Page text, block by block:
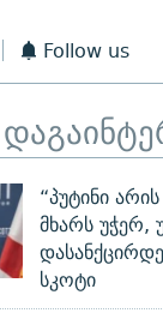
Follow us
“პუტინი
მხარს უჭერ,
სკოტი